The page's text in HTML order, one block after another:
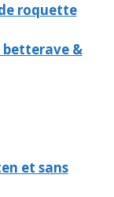
roquette
betterave &
et sans